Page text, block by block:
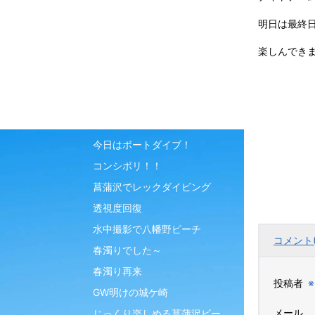
明日は最終
楽しんでき
コメン
投稿者 ※
メール
今日はボートダイブ！
コンシボリ！！
菖蒲沢でレックダイビング
透視度回復
水中撮影で八幡野ビーチ
春濁りでした～
春濁り再来
GW明けの城ケ崎